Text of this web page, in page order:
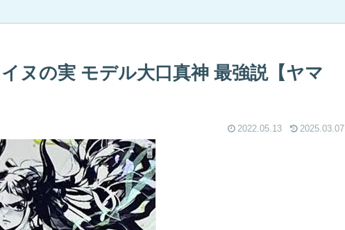
イヌの実 モデル大口真神 最強説【ヤマ
2022.05.13 2025.03.07